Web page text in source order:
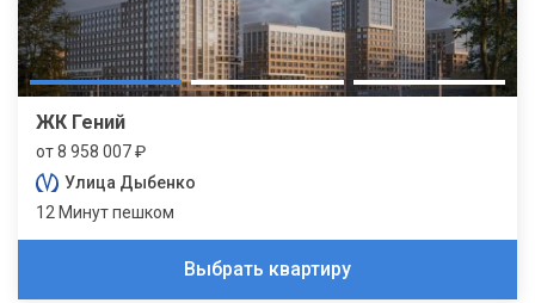
ЖК Гений
от 8 958 007 ₽
Улица Дыбенко
12 Минут пешком
Выбрать квартиру